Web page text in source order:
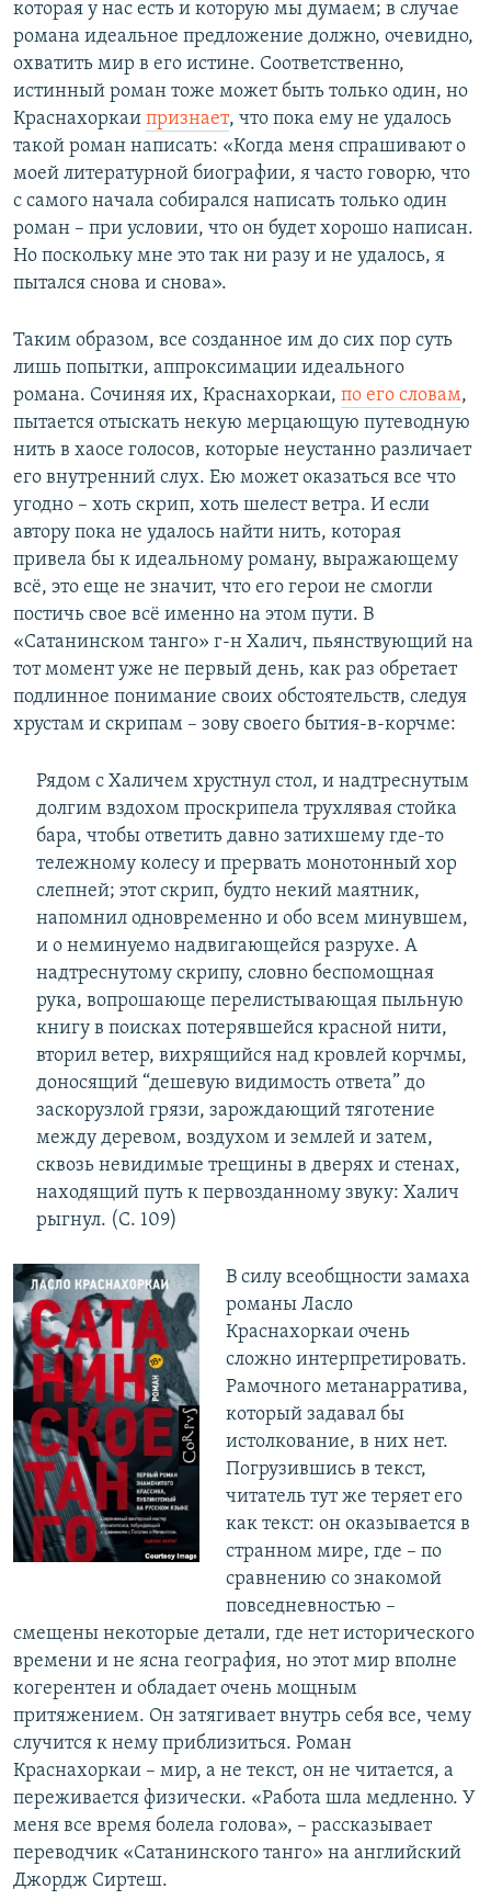
которая у нас есть и которую мы думаем; в случае
романа идеальное предложение должно, очевидно,
охватить мир в его истине. Соответственно,
истинный роман тоже может быть только один, но
Краснахоркаи признает, что пока ему не удалось
такой роман написать: «Когда меня спрашивают о
моей литературной биографии, я часто говорю, что
с самого начала собирался написать только один
роман – при условии, что он будет хорошо написан.
Но поскольку мне это так ни разу и не удалось, я
пытался снова и снова».
Таким образом, все созданное им до сих пор суть
лишь попытки, аппроксимации идеального
романа. Сочиняя их, Краснахоркаи, по его словам,
пытается отыскать некую мерцающую путеводную
нить в хаосе голосов, которые неустанно различает
его внутренний слух. Ею может оказаться все что
угодно – хоть скрип, хоть шелест ветра. И если
автору пока не удалось найти нить, которая
привела бы к идеальному роману, выражающему
всё, это еще не значит, что его герои не смогли
постичь свое всё именно на этом пути. В
«Сатанинском танго» г-н Халич, пьянствующий на
тот момент уже не первый день, как раз обретает
подлинное понимание своих обстоятельств, следуя
хрустам и скрипам – зову своего бытия-в-корчме:
Рядом с Халичем хрустнул стол, и надтреснутым
долгим вздохом проскрипела трухлявая стойка
бара, чтобы ответить давно затихшему где-то
тележному колесу и прервать монотонный хор
слепней; этот скрип, будто некий маятник,
напомнил одновременно и обо всем минувшем,
и о неминуемо надвигающейся разрухе. А
надтреснутому скрипу, словно беспомощная
рука, вопрошающе перелистывающая пыльную
книгу в поисках потерявшейся красной нити,
вторил ветер, вихрящийся над кровлей корчмы,
доносящий “дешевую видимость ответа” до
заскорузлой грязи, зарождающий тяготение
между деревом, воздухом и землей и затем,
сквозь невидимые трещины в дверях и стенах,
находящий путь к первозданному звуку: Халич
рыгнул. (C. 109)
В силу всеобщности замаха
романы Ласло
Краснахоркаи очень
сложно интерпретировать.
Рамочного метанарратива,
который задавал бы
истолкование, в них нет.
Погрузившись в текст,
читатель тут же теряет его
как текст: он оказывается в
странном мире, где – по
сравнению со знакомой
повседневностью –
смещены некоторые детали, где нет исторического
времени и не ясна география, но этот мир вполне
когерентен и обладает очень мощным
притяжением. Он затягивает внутрь себя все, чему
случится к нему приблизиться. Роман
Краснахоркаи – мир, а не текст, он не читается, а
переживается физически. «Работа шла медленно. У
меня все время болела голова», – рассказывает
переводчик «Сатанинского танго» на английский
Джордж Сиртеш.